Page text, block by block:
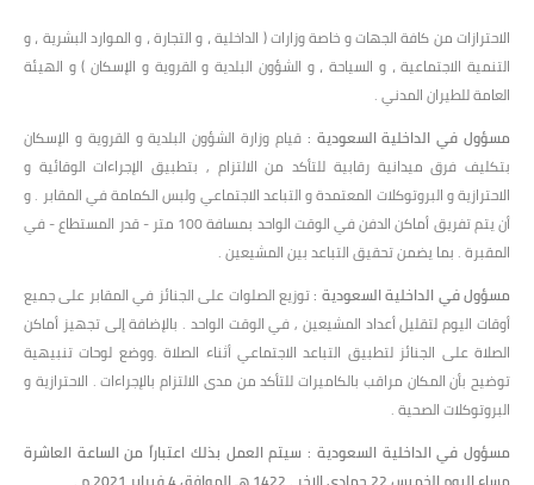
الاحترازات من كافة الجهات و خاصة وزارات ( الداخلية ، و التجارة ، و الموارد البشرية ، و
التنمية الاجتماعية ، و السياحة ، و الشؤون البلدية و القروية و الإسكان ) و الهيئة
العامة للطيران المدني .
مسؤول في الداخلية السعودية : قيام وزارة الشؤون البلدية و القروية و الإسكان
بتكليف فرق ميدانية رقابية للتأكد من الالتزام , بتطبيق الإجراءات الوقائية و
الاحترازية و البروتوكلات المعتمدة و التباعد الاجتماعي ولبس الكمامة في المقابر . و
أن يتم تفريق أماكن الدفن في الوقت الواحد بمسافة 100 متر - قدر المستطاع - في
المقبرة . بما يضمن تحقيق التباعد بين المشيعين .
مسؤول في الداخلية السعودية :توزيع الصلوات على الجنائز في المقابر على جميع
أوقات اليوم لتقليل أعداد المشيعين , في الوقت الواحد . بالإضافة إلى تجهيز أماكن
الصلاة على الجنائز لتطبيق التباعد الاجتماعي أثناء الصلاة .ووضع لوحات تنبيهية
توضيح بأن المكان مراقب بالكاميرات للتأكد من مدى الالتزام بالإجراءات . الاحترازية و
البروتوكلات الصحية .
مسؤول في الداخلية السعودية : سيتم العمل بذلك اعتباراً من الساعة العاشرة